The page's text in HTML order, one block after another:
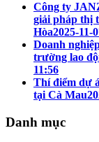
Công ty
giải pháp thị
Hòa2025-11-
Doanh
trường lao
11:56
Thí điểm dự
tại Cà Mau
Danh mục